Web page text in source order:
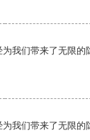
我们带来了无限的
我们带来了无限的